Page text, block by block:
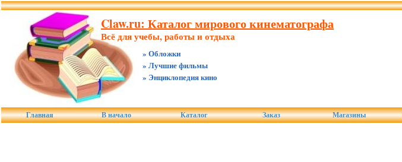
Claw.ru: Каталог мирового кинематографа
Всё для учебы, работы и отдыха
» Обложки
» Лучшие фильмы
» Энциклопедия кино
Главная В начало Каталог Заказ Магазины